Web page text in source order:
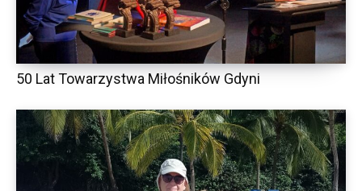
50 Lat Towarzystwa Miłośników Gdyni